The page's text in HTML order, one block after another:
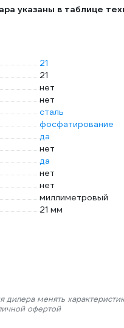
указаны в таблице
21
21
нет
нет
сталь
фосфатирование
да
нет
да
нет
нет
миллиметровый
21 мм
дилера менять
офертой